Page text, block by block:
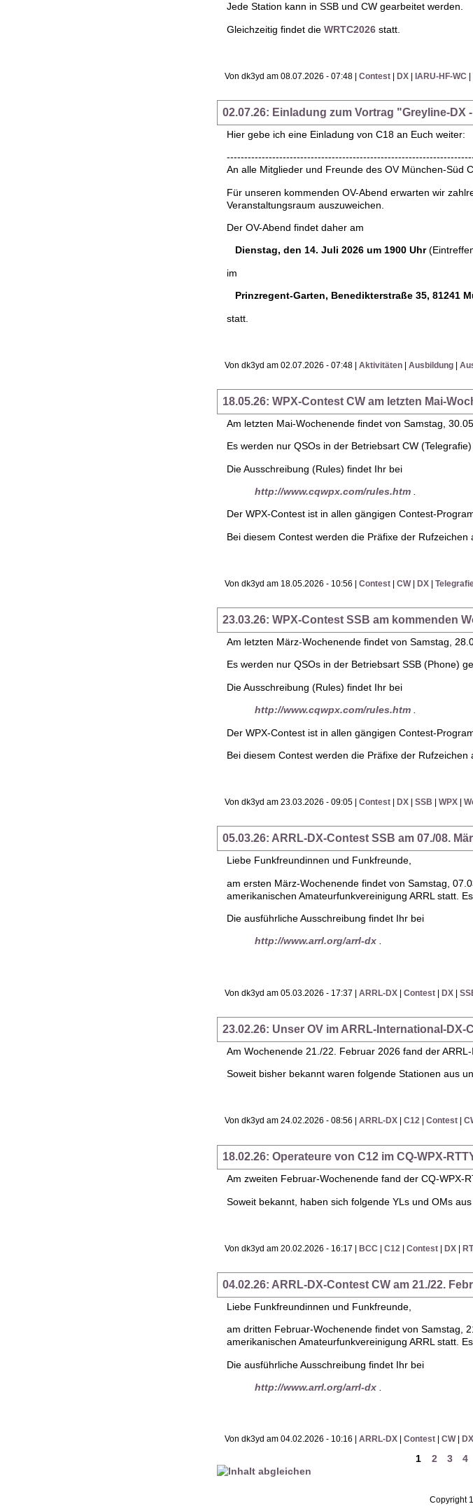
Jede Station kann in SSB und CW gearbeitet werden.
Gleichzeitig findet die WRTC2026statt.
Von dk3yd am 08.07.2026 - 07:48 |Contest DX IARU-HF-WC |
02.07.26: Einladung zum Vortrag "Greyline-
Hier gebe ich eine Einladung von C18 an Euch weiter:
An alle Mitglieder und Freunde des OV München-Süd
Für unseren kommenden OV-Abend erwarten wir
Veranstaltungsraum auszuweichen.
Der OV-Abend findet daher am
Dienstag, den 14. Juli 2026 um 1900 Uhr
im
Prinzregent-Garten, Benedikterstraße 35, 81241
statt.
Von dk3yd am 02.07.2026 - 07:48 |Aktivitäten |Ausbildung |
18.05.26: WPX-Contest CW am letzten Mai-
Am letzten Mai-Wochenende findet von Samstag,
Es werden nur QSOs in der Betriebsart CW
Die Ausschreibung (Rules) findet Ihr bei
http://www.cqwpx.com/rules.htm.
Der WPX-Contest ist in allen gängigen Contest-
Bei diesem Contest werden die Präfixe der
Von dk3yd am 18.05.2026 - 10:56 |Contest |CW| DX |
23.03.26: WPX-Contest SSB am kommenden
Am letzten März-Wochenende findet von Samstag,
Es werden nur QSOs in der Betriebsart SSB (Phone)
Die Ausschreibung (Rules) findet Ihr bei
http://www.cqwpx.com/rules.htm.
Der WPX-Contest ist in allen gängigen Contest-
Bei diesem Contest werden die Präfixe der
Von dk3yd am 23.03.2026 - 09:05 |Contest DX |SSB |WPX |
05.03.26: ARRL-DX-Contest SSB am 07./08.
Liebe Funkfreundinnen und Funkfreunde,
am ersten März-Wochenende findet von Samstag,
amerikanischen Amateurfunkvereinigung ARRL statt.
Die ausführliche Ausschreibung findet Ihr bei
http://www.arrl.org/arrl-dx.
Von dk3yd am 05.03.2026 - 17:37 |ARRL-DX |Contest DX |
23.02.26: Unser OV im ARRL-International-DX-
Am Wochenende 21./22. Februar 2026 fand der
Soweit bisher bekannt waren folgende Stationen aus
Von dk3yd am 24.02.2026 - 08:56 |ARRL-DX |C12 |Contest |
18.02.26: Operateure von C12 im CQ-WPX-
Am zweiten Februar-Wochenende fand der CQ-WPX-
Soweit bekannt, haben sich folgende YLs und OMs
Von dk3yd am 20.02.2026 - 16:17 | BCC |C12 |Contest DX
04.02.26: ARRL-DX-Contest CW am 21./22.
Liebe Funkfreundinnen und Funkfreunde,
am dritten Februar-Wochenende findet von Samstag,
amerikanischen Amateurfunkvereinigung ARRL statt.
Die ausführliche Ausschreibung findet Ihr bei
http://www.arrl.org/arrl-dx.
Von dk3yd am 04.02.2026 - 10:16 |ARRL-DX |Contest |CW DX
1 2 3 4
Copyright